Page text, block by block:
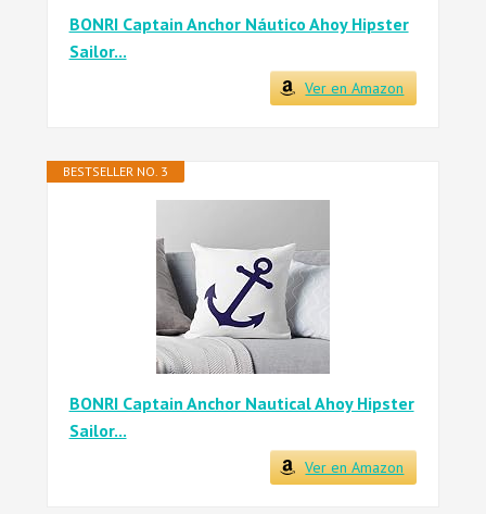
BONRI Captain Anchor Náutico Ahoy Hipster
Sailor...
Ver en Amazon
BESTSELLER NO. 3
BONRI Captain Anchor Nautical Ahoy Hipster
Sailor...
Ver en Amazon